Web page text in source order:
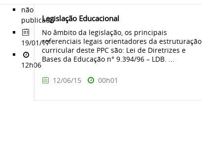
não
publicado
19/01/17
12h06
Legislação Educacional
No âmbito da legislação, os principais
referenciais legais orientadores da estruturação
curricular deste PPC são: Lei de Diretrizes e
Bases da Educação n° 9.394/96 – LDB. ...
12/06/15 00h01